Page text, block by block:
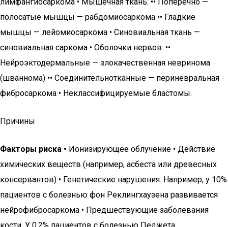
полосатые мышцы — рабдомиосаркома •• Гладкие
мышцы — лейомиосаркома • Синовиальная ткань —
синовиальная саркома • Оболочки нервов: ••
Нейроэктодермальные — злокачественная невринома
(шваннома) •• Соединительнотканные — периневральная
фибросаркома • Неклассифицируемые бластомы.
Причины
Факторы риска • Ионизирующее облучение • Действие
химических веществ (например, асбеста или древесных
консервантов) • Генетические нарушения. Например, у 10%
пациентов с болезнью фон Реклингхаузена развивается
нейрофибросаркома • Предшествующие заболевания